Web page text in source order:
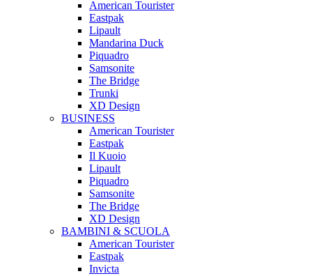
American Tourister
Eastpak
Lipault
Mandarina Duck
Piquadro
Samsonite
The Bridge
Trunki
XD Design
BUSINESS
American Tourister
Eastpak
Il Kuoio
Lipault
Piquadro
Samsonite
The Bridge
XD Design
BAMBINI & SCUOLA
American Tourister
Eastpak
Invicta